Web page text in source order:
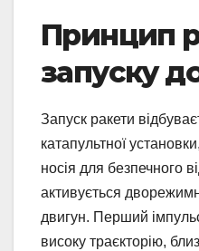
Принцип
запуску
Запуск ракети
катапультної
носія для безпечного
активується
двигун. Перший
високу траєкторію,